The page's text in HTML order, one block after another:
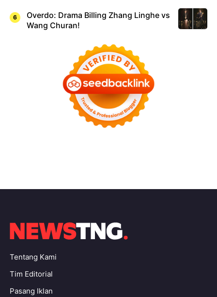
Overdo: Drama Billing Zhang Linghe vs
Wang Churan!
Tentang Kami
Tim Editorial
Pasang Iklan